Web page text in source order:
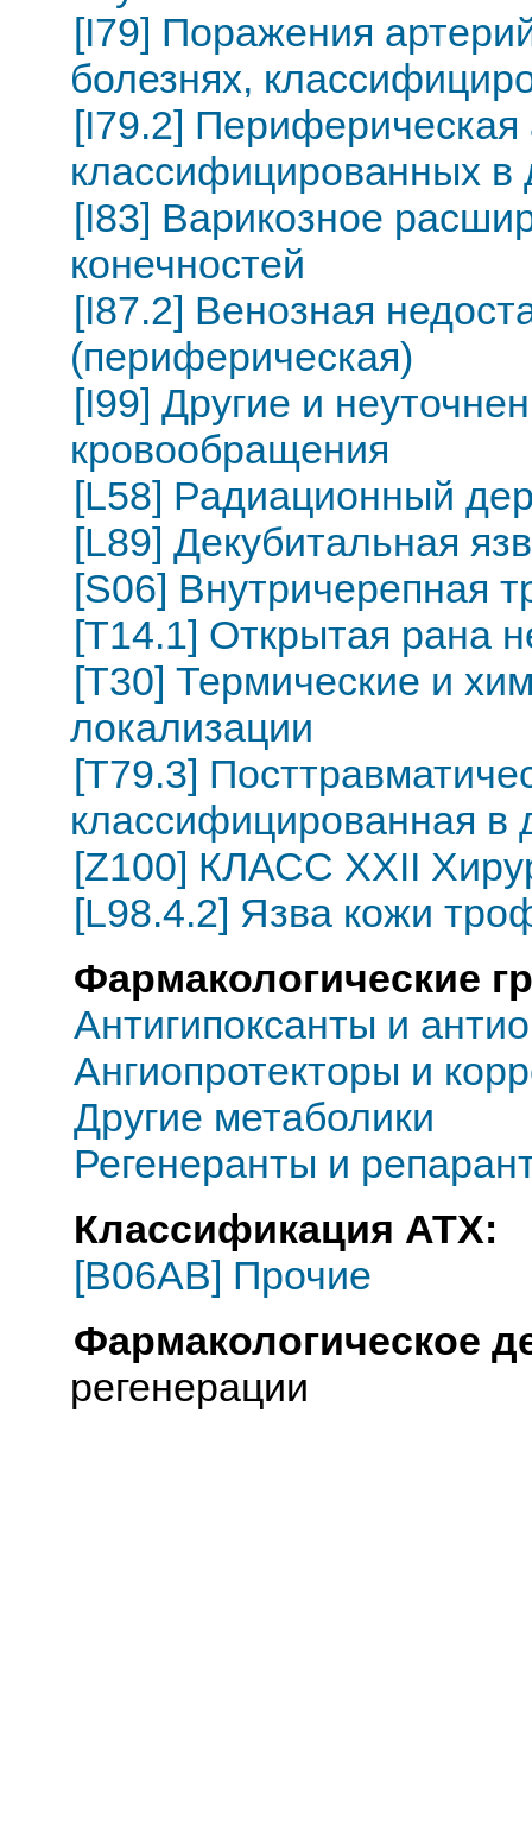
[I79] Поражения
болезнях,
[I79.2] Периферическая
классифицированных в
[I83] Варикозное
конечностей
[I87.2] Венозная
(периферическая)
[I99] Другие и
кровообращения
[L58] Радиационный
[L89] Декубитальная
[S06] Внутричерепная
[T14.1] Открытая рана
[T30] Термические и
локализации
[T79.3]
классифицированная в
[Z100] КЛАСС XXII
[L98.4.2] Язва кожи
Фармакологические
Антигипоксанты и
Ангиопротекторы и
Другие метаболики
Регенеранты и
Классификация АТХ:
[B06AB] Прочие
Фармакологическое
регенерации